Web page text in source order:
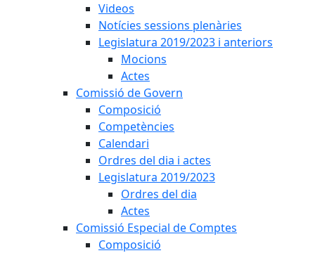
Videos
Notícies sessions plenàries
Legislatura 2019/2023 i anteriors
Mocions
Actes
Comissió de Govern
Composició
Competències
Calendari
Ordres del dia i actes
Legislatura 2019/2023
Ordres del dia
Actes
Comissió Especial de Comptes
Composició